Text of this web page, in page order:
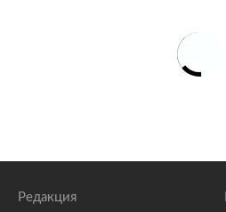
Редакция